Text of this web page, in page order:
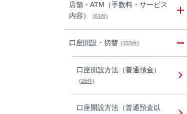
店舗・ATM（手数料・サービス
内容）
(61件)
口座開設・切替 (103件)
口座開設方法（普通預金）
(26件)
口座開設方法（普通預金以